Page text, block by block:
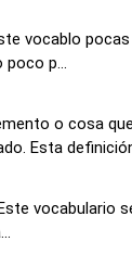
vocablo
poco p...
o cosa
Esta
vocabulario